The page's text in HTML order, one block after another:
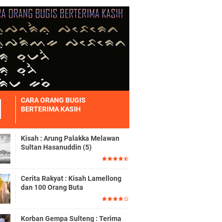
CARA ORANG BUGIS
BERTERIMA KASIH
Kisah : Arung Palakka Melawan
Sultan Hasanuddin (5)
Cerita Rakyat : Kisah Lamellong
dan 100 Orang Buta
Korban Gempa Sulteng : Terima